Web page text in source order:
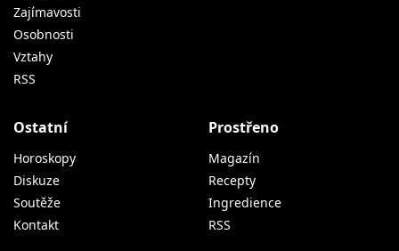
Zajímavosti
Osobnosti
Vztahy
RSS
Ostatní
Horoskopy
Diskuze
Soutěže
Kontakt
Prostřeno
Magazín
Recepty
Ingredience
RSS